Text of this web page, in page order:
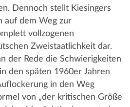
Dennoch stellt Kiesingers
auf dem Weg zur
vollzogenen
Zweistaatlichkeit dar.
der Rede die Schwierigkeiten
den späten 1960er Jahren
in den Weg
von „der kritischen Größe